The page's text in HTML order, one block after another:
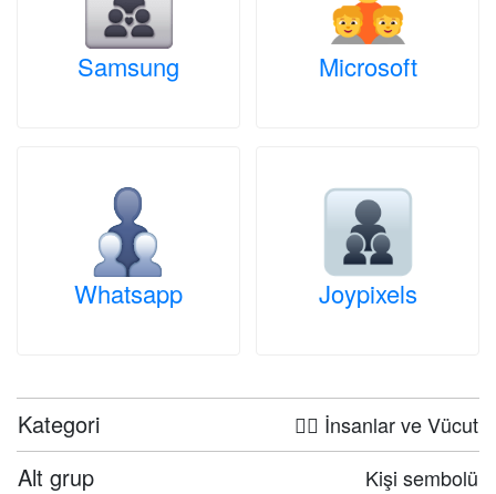
Samsung Microsoft
Whatsapp Joypixels
Kategori 🤦‍♀️ İnsanlar ve Vücut
Alt grup Kişi sembolü